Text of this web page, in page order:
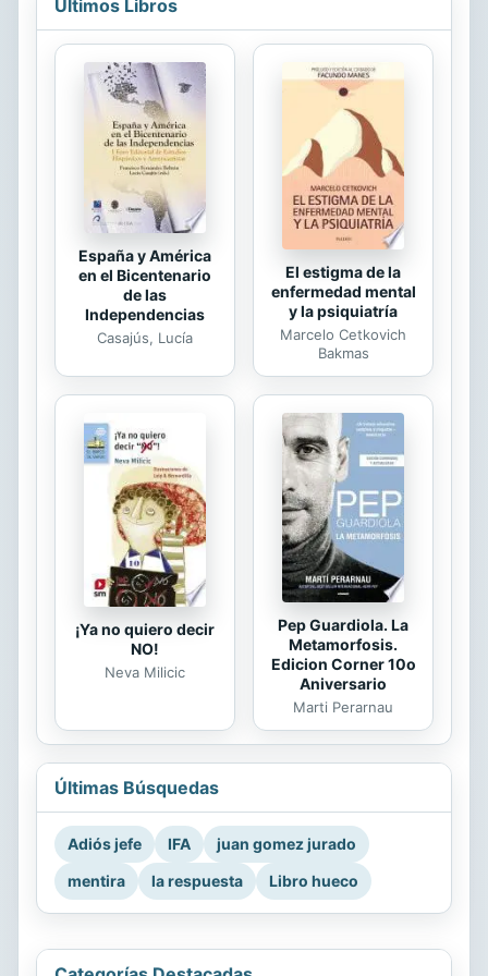
trabajo es ver si tales teorías
resultan de utilidad y si es así, en
qué grado para el aprendizaje de la
cortesía, fenómeno en el que se
pone especialmente de manifiesto la
máxima según la cual la adecuación
pragmática es tan importante...
Últimos Libros
España y América
en el Bicentenario
de las
Independencias
Casajús, Lucía
El estigma de la
enfermedad mental
y la psiquiatría
Marcelo Cetkovich
Bakmas
¡Ya no quiero decir
NO!
Neva Milicic
Pep Guardiola. La
Metamorfosis.
Edicion Corner 10o
Aniversario
Marti Perarnau
Últimas Búsquedas
Adiós jefe IFA
juan gomez jurado
mentira
la respuesta Libro hueco